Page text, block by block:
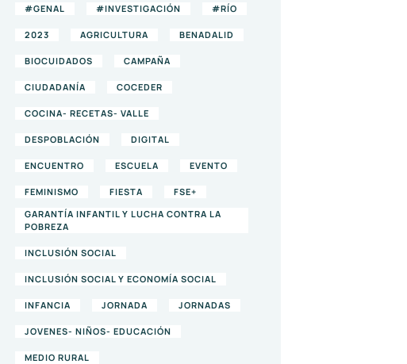
#GENAL #INVESTIGACIÓN #RÍO
2023 AGRICULTURA BENADALID
BIOCUIDADOS CAMPAÑA
CIUDADANÍA COCEDER
COCINA- RECETAS- VALLE
DESPOBLACIÓN DIGITAL
ENCUENTRO ESCUELA EVENTO
FEMINISMO FIESTA
FSE+
GARANTÍA INFANTIL Y LUCHA CONTRA LA
POBREZA
INCLUSIÓN SOCIAL
INCLUSIÓN SOCIAL Y ECONOMÍA SOCIAL
INFANCIA JORNADA JORNADAS
JOVENES- NIÑOS- EDUCACIÓN
MEDIO RURAL